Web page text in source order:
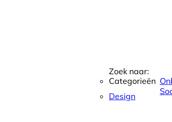
Categorieën
Design
Zoek naar: